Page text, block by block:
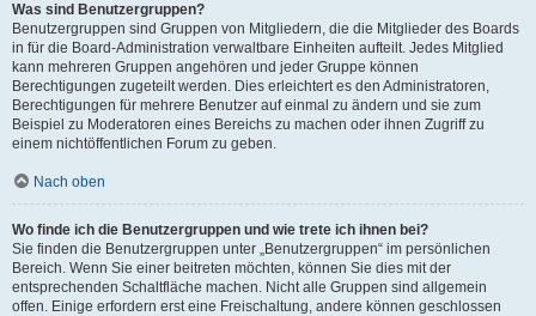
Was sind Benutzergruppen?
Benutzergruppen sind Gruppen von Mitgliedern, die die Mitglieder des Boards
in für die Board-Administration verwaltbare Einheiten aufteilt. Jedes Mitglied
kann mehreren Gruppen angehören und jeder Gruppe können
Berechtigungen zugeteilt werden. Dies erleichtert es den Administratoren,
Berechtigungen für mehrere Benutzer auf einmal zu ändern und sie zum
Beispiel zu Moderatoren eines Bereichs zu machen oder ihnen Zugriff zu
einem nichtöffentlichen Forum zu geben.
Nach oben
Wo finde ich die Benutzergruppen und wie trete ich ihnen bei?
Sie finden die Benutzergruppen unter „Benutzergruppen“ im persönlichen
Bereich. Wenn Sie einer beitreten möchten, können Sie dies mit der
entsprechenden Schaltfläche machen. Nicht alle Gruppen sind allgemein
offen. Einige erfordern erst eine Freischaltung, andere können geschlossen